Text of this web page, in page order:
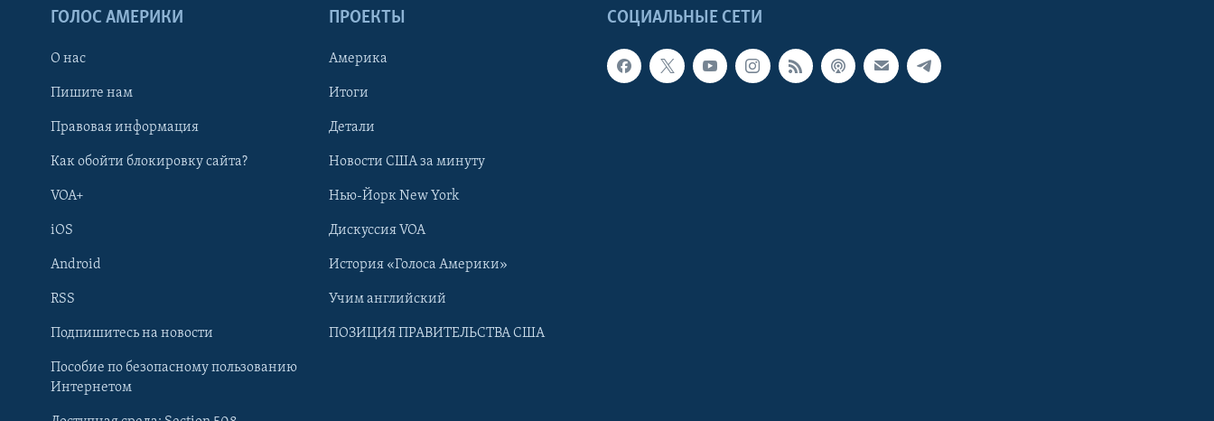
Learning English
СОЦИАЛЬНЫЕ СЕТИ
ГОЛОС АМЕРИКИ
О нас
Пишите нам
Правовая информация
Как обойти блокировку сайта?
VOA+
iOS
Android
RSS
Подпишитесь на новости
Пособие по безопасному пользованию
Интернетом
ПРОЕКТЫ
Америка
Итоги
Детали
Новости США за минуту
Нью-Йорк New York
Дискуссия VOA
История «Голоса Америки»
Учим английский
ПОЗИЦИЯ ПРАВИТЕЛЬСТВА США